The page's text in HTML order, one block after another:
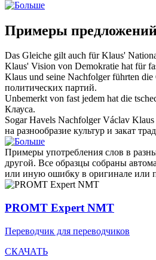
Примеры
Das Gleiche gilt auch fürKlaus'
Klaus' Vision von Demokratie hat für
Klaus und seine Nachfolger führten
политических партий.
Unbemerkt von fast jedem hat die
Клауса.
Sogar Havels Nachfolger Václav Klaus
на разнообразие культур и закат
Примеры употребления слов в
другой. Все образцы собраны
или иную ошибку в оригинале или
PROMT Expert NMT
Переводчик для переводчиков
СКАЧАТЬ